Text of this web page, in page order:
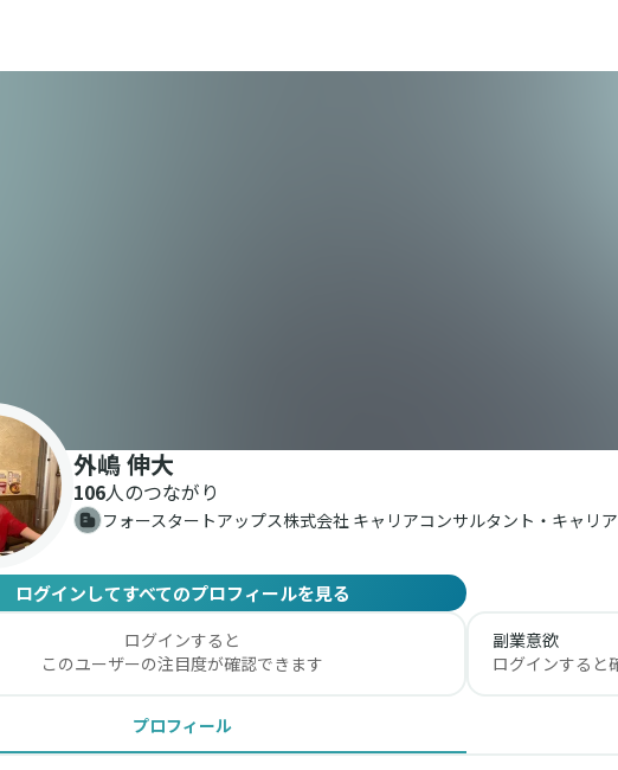
外嶋 伸大
106人のつながり
フォースタートアップス株式会社 キャリアコンサルタント・キャリ
ログインしてすべてのプロフィールを見る
ログインすると
このユーザーの注目度が確認できます
副業意欲
ログインすると
プロフィール